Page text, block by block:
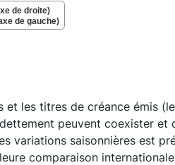
de droite)
de gauche)
les titres de créance émis
peuvent coexister
variations saisonnières est
comparaison internationale